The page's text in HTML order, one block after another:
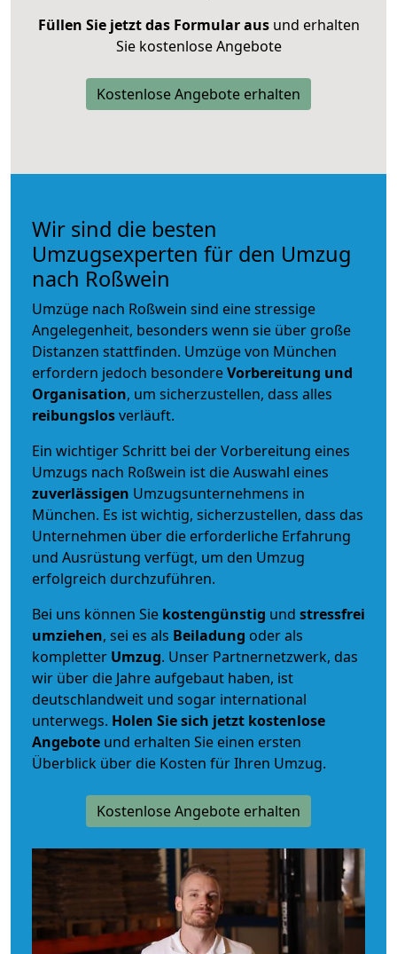
Füllen Sie jetzt das Formular ausund erhalten
Sie kostenlose Angebote
Kostenlose Angebote erhalten
Wir sind die besten
Umzugsexperten für den Umzug
nach Roßwein
Umzüge nach Roßwein sind eine stressige
Angelegenheit, besonders wenn sie über große
Distanzen stattfinden. Umzüge von München
erfordern jedoch besondereVorbereitung und
Organisation, um sicherzustellen, dass alles
reibungslosverläuft.
Ein wichtiger Schritt bei der Vorbereitung eines
Umzugs nach Roßwein ist die Auswahl eines
zuverlässigen Umzugsunternehmens in
München. Es ist wichtig, sicherzustellen, dass das
Unternehmen über die erforderliche Erfahrung
und Ausrüstung verfügt, um den Umzug
erfolgreich durchzuführen.
Bei uns können Sie kostengünstig und stressfrei
umziehen, sei es als Beiladung oder als
kompletter Umzug. Unser Partnernetzwerk, das
wir über die Jahre aufgebaut haben, ist
deutschlandweit und sogar international
unterwegs. Holen Sie sich jetzt kostenlose
Angebote und erhalten Sie einen ersten
Überblick über die Kosten für Ihren Umzug.
Kostenlose Angebote erhalten